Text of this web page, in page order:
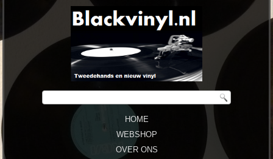
HOME
WEBSHOP
OVER ONS